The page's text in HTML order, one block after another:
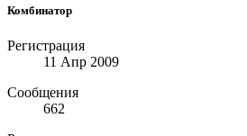
Комбинатор
Регистрация
11 Апр 2009
Сообщения
662